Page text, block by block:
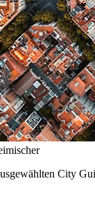
City